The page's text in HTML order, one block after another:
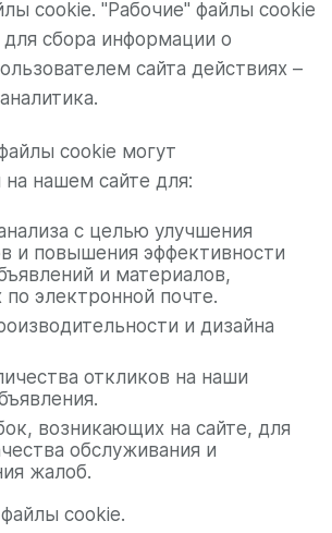
cookie. "Рабочие" файлы cookie
сбора информации о
сайта действиях –
cookie могут
на нашем сайте для:
с целью улучшения
и повышения эффективности
и материалов,
электронной почте.
и дизайна
откликов на наши
возникающих на сайте, для
обслуживания и
жалоб.
cookie.